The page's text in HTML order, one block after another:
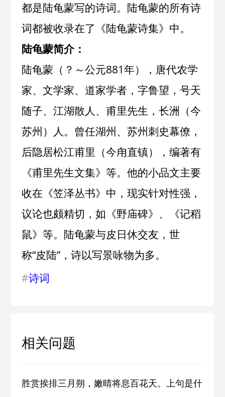
都是陆龟蒙写的诗词。陆龟蒙的所有诗
词都被收录在了《陆龟蒙诗集》中。
陆龟蒙简介：
陆龟蒙（？～公元881年），唐代农学
家、文学家、道家学者，字鲁望，号天
随子、江湖散人、甫里先生，长洲（今
苏州）人。曾任湖州、苏州刺史幕僚，
后隐居松江甫里（今甪直镇），编著有
《甫里先生文集》等。他的小品文主要
收在《笠泽丛书》中，现实针对性强，
议论也颇精切，如《野庙碑》、《记稻
鼠》等。陆龟蒙与皮日休交友，世
称“皮陆”，诗以写景咏物为多。
#诗词
相关问题
胜赏挨排三月朔，嫩晴将息百花天。上句是什